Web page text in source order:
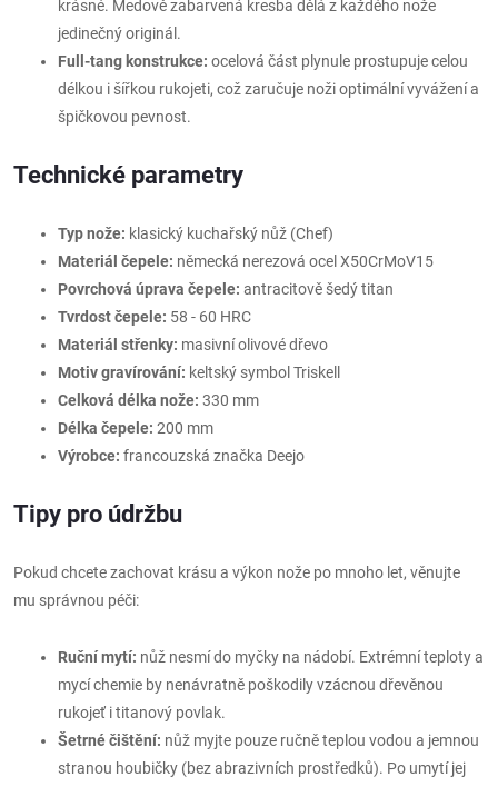
krásné. Medově zabarvená kresba dělá z každého nože
jedinečný originál.
Full-tang konstrukce: ocelová část plynule prostupuje celou
délkou i šířkou rukojeti, což zaručuje noži optimální vyvážení a
špičkovou pevnost.
Technické parametry
Typ nože: klasický kuchařský nůž (Chef)
Materiál čepele: německá nerezová ocel X50CrMoV15
Povrchová úprava čepele: antracitově šedý titan
Tvrdost čepele: 58 - 60 HRC
Materiál střenky: masivní olivové dřevo
Motiv gravírování: keltský symbol Triskell
Celková délka nože: 330 mm
Délka čepele: 200 mm
Výrobce: francouzská značka Deejo
Tipy pro údržbu
Pokud chcete zachovat krásu a výkon nože po mnoho let, věnujte
mu správnou péči:
Ruční mytí: nůž nesmí do myčky na nádobí. Extrémní teploty a
mycí chemie by nenávratně poškodily vzácnou dřevěnou
rukojeť i titanový povlak.
Šetrné čištění: nůž myjte pouze ručně teplou vodou a jemnou
stranou houbičky (bez abrazivních prostředků). Po umytí jej